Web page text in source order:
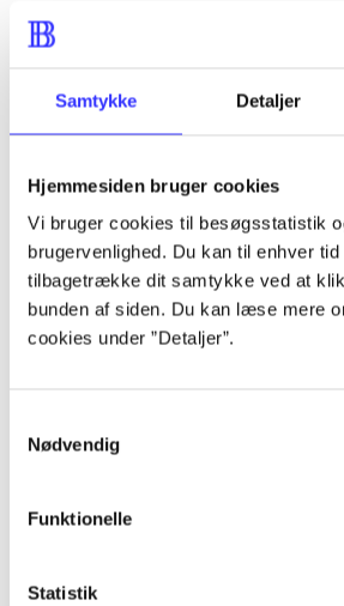
Samtykke Detaljer
Hjemmesiden bruger cookies
Vi bruger cookies til besøgsstatistik
brugervenlighed. Du kan til enhver
tilbagetrække dit samtykke ved at
bunden af siden. Du kan læse mere
cookies under ”Detaljer”.
Nødvendig
Funktionelle
Statistik
Fit for English